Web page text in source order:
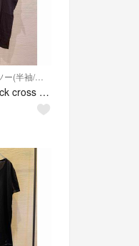
Tシャツ/カットソー(半袖/袖なし)
00s L.G.B. back cross t-shirt tee tシャツ